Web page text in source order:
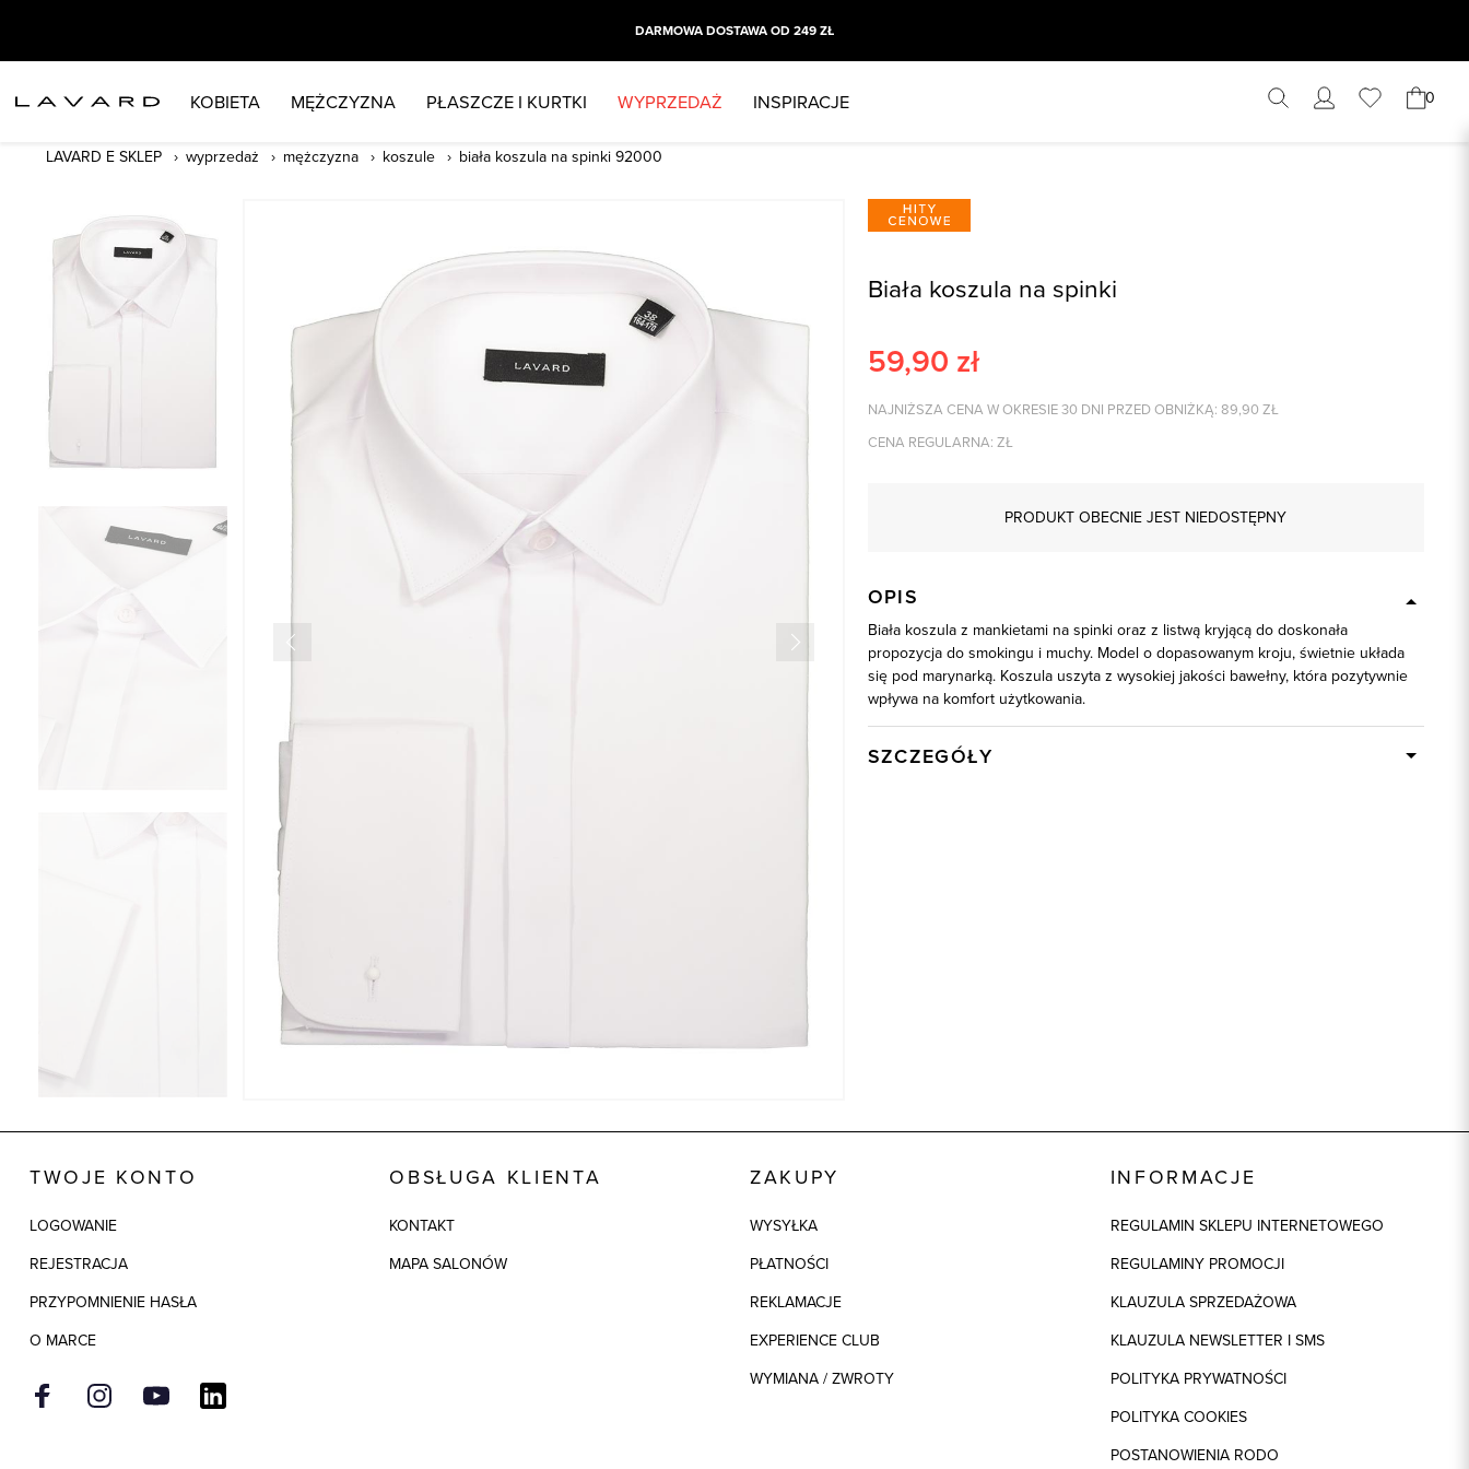
DARMOWA DOSTAWA OD 249 ZŁ
KOBIETA MĘŻCZYZNA PŁASZCZE I KURTKI WYPRZEDAŻ INSPIRACJE 0
LAVARD E SKLEP wyprzedaż mężczyzna koszule biała koszula na spinki 92000
Biała koszula na spinki
59,90 zł
NAJNIŻSZA CENA W OKRESIE 30 DNI PRZED OBNIŻKĄ: 89,90 ZŁ
CENA REGULARNA: ZŁ
PRODUKT OBECNIE JEST NIEDOSTĘPNY
OPIS
Biała koszula z mankietami na spinki oraz z listwą kryjącą do doskonała
propozycja do smokingu i muchy. Model o dopasowanym kroju, świetnie układa
się pod marynarką. Koszula uszyta z wysokiej jakości bawełny, która pozytywnie
wpływa na komfort użytkowania.
SZCZEGÓŁY
TWOJE KONTO
LOGOWANIE
REJESTRACJA
PRZYPOMNIENIE HASŁA
O MARCE
OBSŁUGA KLIENTA
KONTAKT
MAPA SALONÓW
ZAKUPY
WYSYŁKA
PŁATNOŚCI
REKLAMACJE
EXPERIENCE CLUB
WYMIANA / ZWROTY
INFORMACJE
REGULAMIN SKLEPU INTERNETOWEGO
REGULAMINY PROMOCJI
KLAUZULA SPRZEDAŻOWA
KLAUZULA NEWSLETTER I SMS
POLITYKA PRYWATNOŚCI
POLITYKA COOKIES
POSTANOWIENIA RODO